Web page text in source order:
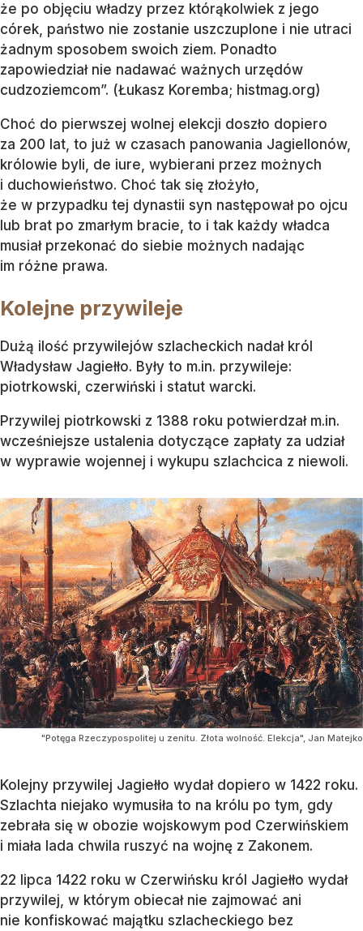
że po objęciu władzy przez którąkolwiek z jego
córek, państwo nie zostanie uszczuplone i nie utraci
żadnym sposobem swoich ziem. Ponadto
zapowiedział nie nadawać ważnych urzędów
cudzoziemcom”. (Łukasz Koremba; histmag.org)
Choć do pierwszej wolnej elekcji doszło dopiero
za 200 lat, to już w czasach panowania Jagiellonów,
królowie byli, de iure, wybierani przez możnych
i duchowieństwo. Choć tak się złożyło,
że w przypadku tej dynastii syn następował po ojcu
lub brat po zmarłym bracie, to i tak każdy władca
musiał przekonać do siebie możnych nadając
im różne prawa.
Kolejne przywileje
Dużą ilość przywilejów szlacheckich nadał król
Władysław Jagiełło. Były to m.in. przywileje:
piotrkowski, czerwiński i statut warcki.
Przywilej piotrkowski z 1388 roku potwierdzał m.in.
wcześniejsze ustalenia dotyczące zapłaty za udział
w wyprawie wojennej i wykupu szlachcica z niewoli.
"Potęga Rzeczypospolitej u zenitu. Złota wolność. Elekcja", Jan Matejko
Kolejny przywilej Jagiełło wydał dopiero w 1422 roku.
Szlachta niejako wymusiła to na królu po tym, gdy
zebrała się w obozie wojskowym pod Czerwińskiem
i miała lada chwila ruszyć na wojnę z Zakonem.
22 lipca 1422 roku w Czerwińsku król Jagiełło wydał
przywilej, w którym obiecał nie zajmować ani
nie konfiskować majątku szlacheckiego bez